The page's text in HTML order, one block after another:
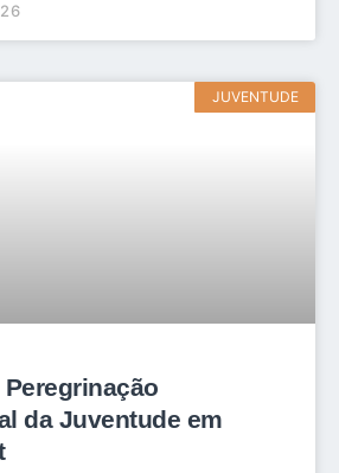
JUVENTUDE
da Juventude em